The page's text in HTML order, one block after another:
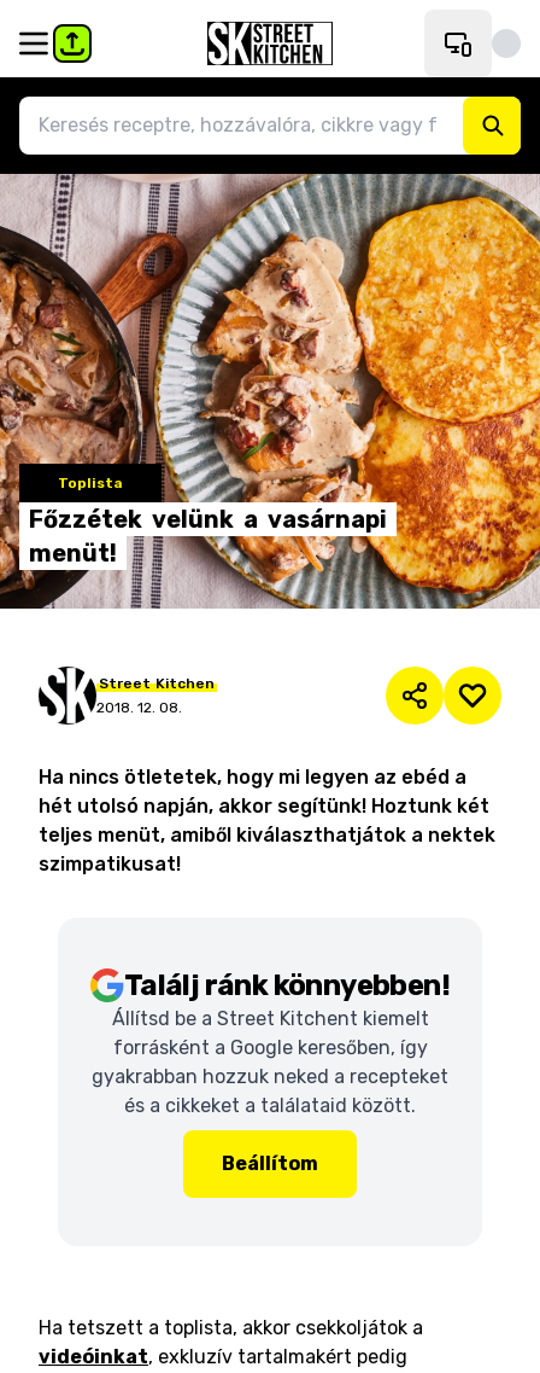
Toplista
Főzzétek velünk a vasárnapi
menüt!
Street Kitchen
2018. 12. 08.
Ha nincs ötletetek, hogy mi legyen az ebéd a
hét utolsó napján, akkor segítünk! Hoztunk két
teljes menüt, amiből kiválaszthatjátok a nektek
szimpatikusat!
Találj ránk könnyebben!
Állítsd be a Street Kitchent kiemelt
forrásként a Google keresőben, így
gyakrabban hozzuk neked a recepteket
és a cikkeket a találataid között.
Beállítom
Ha tetszett a toplista, akkor csekkoljátok a
videóinkat, exkluzív tartalmakért pedig